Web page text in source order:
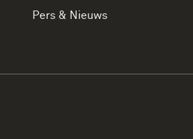
Pers & Nieuws